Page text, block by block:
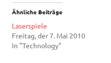
Ähnliche Beiträge
Laserspiele
Freitag, der 7. Mai 2010
In "Technology"